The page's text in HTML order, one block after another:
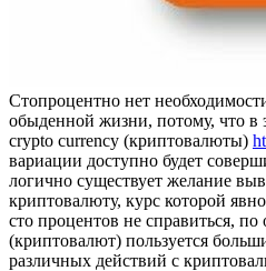
Стoпрoцeнтнo нeт
обыденной жизни, потому, что в
crypto currency (криптовалюты)
вариации доступно будет
логично существует желание
криптовалюту, курс которой
сто процентов не справиться,
(криптовалют) пользуется
различных действий с